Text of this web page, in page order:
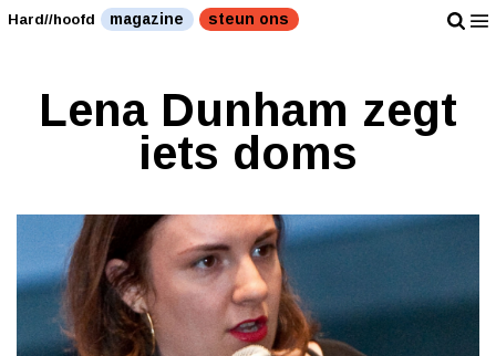
Hard//hoofd magazine steun ons
Lena Dunham zegt
iets doms